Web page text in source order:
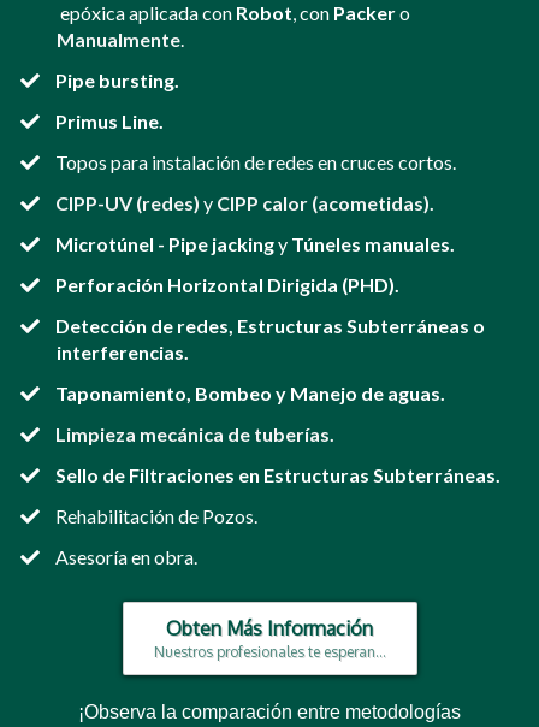
epóxica aplicada con Robot, con Packero
Manualmente.
Pipe bursting.
Primus Line.
​Topos para instalación de redes en cruces cortos.
CIPP-UV (redes) y CIPP calor (acometidas).
Microtúnel - Pipe jackingy Túneles manuales.
​Perforación Horizontal Dirigida (PHD).
Detección de redes, Estructuras Subterráneas o
interferencias.
​Taponamiento, Bombeo y Manejo de aguas.
​Limpieza mecánica de tuberías.
Sello de Filtraciones en Estructuras Subterráneas.
​​Rehabilitación de Pozos.
​​Asesoría en obra.
Obten Más Información
Nuestros profesionales te esperan...
¡Observa la comparación entre metodologías